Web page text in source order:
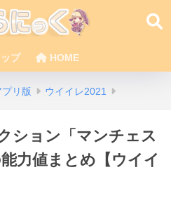
プ HOME
リ版 ウイイレ2021
ション「マンチェス
力値まとめ【ウイイ